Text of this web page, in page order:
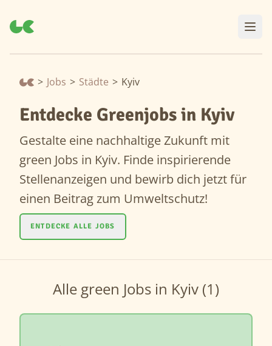
> Jobs > Städte > Kyiv
Entdecke Greenjobs in Kyiv
Gestalte eine nachhaltige Zukunft mit
green Jobs in Kyiv. Finde inspirierende
Stellenanzeigen und bewirb dich jetzt für
einen Beitrag zum Umweltschutz!
ENTDECKE ALLE JOBS
Alle green Jobs in Kyiv (1)